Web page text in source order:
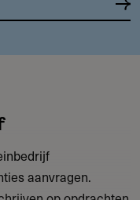
aanvragen.